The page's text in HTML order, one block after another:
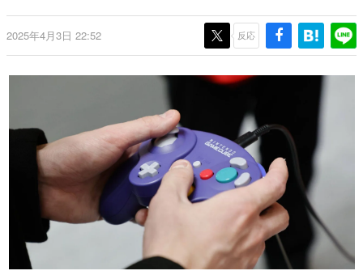
ゲーム世代の作家たち
ゲームに多大な影響を受けた作家さんに取材し、ゲームが
日本モバイルゲーム産業史
日本のモバイルゲーム史における主要なトピック・タイト
ルを網羅するほか、開発者へのインタビューや識者による
解説を掲載。約20年の歴史が一望できる決定版！
若ゲのいたり〜ゲームクリエイターの青春〜
『うつヌケ』『ペンと箸』等で知られるマンガ家・田中圭
一先生によるゲーム業界レポートマンガです。
なんでゲームは面白い？
ゲーム開発者・hamatsu氏がゲームの魅力を画面や操作の
具体的な形から解き明かしていく、硬派で骨太な評論連載
2025年4月3日 22:52 反応